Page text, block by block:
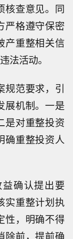
核查意见。同
严格遵守保密
产重整相关信
法活动。
规范要求，引
展机制。一是
是对重整投资
确重整投资人
益确认提出要
实重整计划执
性，明确不得
除前，提前确